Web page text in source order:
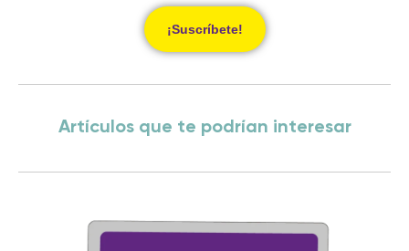
¡Suscríbete!
Artículos que te podrían interesar